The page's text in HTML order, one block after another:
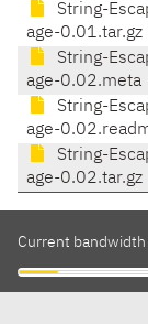
String-
age-0.01.tar.gz
String-
age-0.02.meta
String-
age-
String-
age-0.02.tar.gz
Current